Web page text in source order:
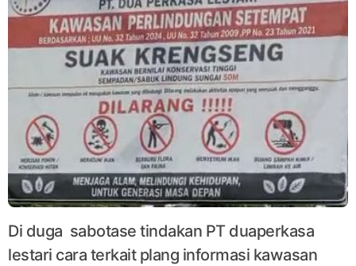
Di duga sabotase tindakan PT duaperkasa
lestari cara terkait plang informasi kawasan